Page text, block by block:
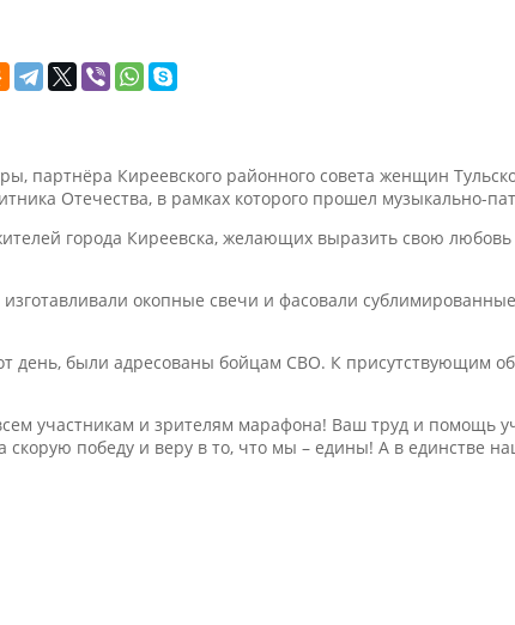
партнёра Киреевского районного совета женщин
Отечества, в рамках которого прошел музыкально-
города Киреевска, желающих выразить свою
окопные свечи и фасовали
день, были адресованы бойцам СВО. К присутствующим
участникам и зрителям марафона! Ваш труд и помощь
победу и веру в то, что мы – едины! А в единстве